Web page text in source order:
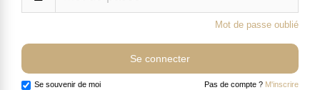
Mot de passe oublié
Se souvenir de moi Pas de compte ? M'inscrire